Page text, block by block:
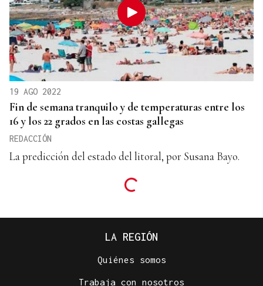
19 AGO 2022
Fin de semana tranquilo y de temperaturas entre los
16 y los 22 grados en las costas gallegas
REDACCIÓN
La predicción del estado del litoral, por Susana Bayo.
LA REGIÓN
Quiénes somos
Trabaja con nosotros